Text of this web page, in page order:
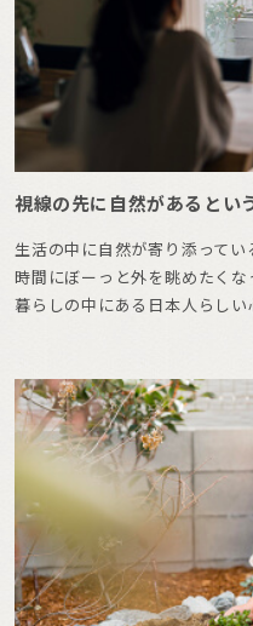
視線の先に自然があるとい
生活の中に自然が寄り添って
時間にぼーっと外を眺めたくな
暮らしの中にある日本人らしい